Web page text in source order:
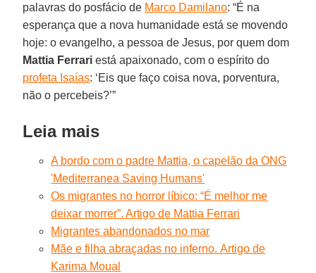
palavras do posfácio de Marco Damilano: “É na
esperança que a nova humanidade está se movendo
hoje: o evangelho, a pessoa de Jesus, por quem dom
Mattia Ferrari está apaixonado, com o espírito do
profeta Isaías: ‘Eis que faço coisa nova, porventura,
não o percebeis?’”
Leia mais
A bordo com o padre Mattia, o capelão da ONG
'Mediterranea Saving Humans'
Os migrantes no horror líbico: “É melhor me
deixar morrer”. Artigo de Mattia Ferrari
Migrantes abandonados no mar
Mãe e filha abraçadas no inferno. Artigo de
Karima Moual